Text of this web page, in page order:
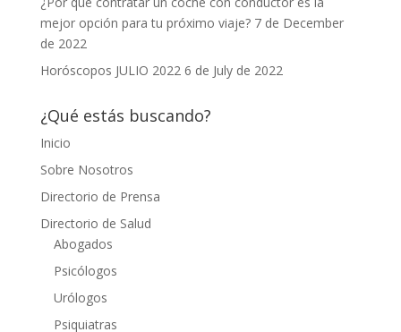
mejor opción para tu próximo viaje? 7 de December
de 2022
Horóscopos JULIO 2022 6 de July de 2022
¿Qué estás buscando?
Inicio
Sobre Nosotros
Directorio de Prensa
Directorio de Salud
Abogados
Psicólogos
Urólogos
Psiquiatras